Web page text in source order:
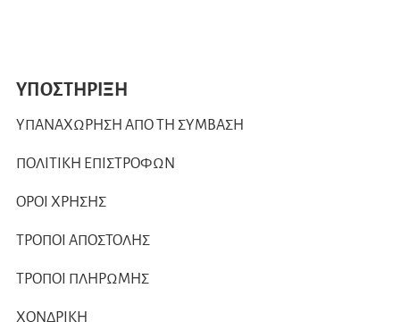
ΥΠΟΣΤΗΡΙΞΗ
ΥΠΑΝΑΧΩΡΗΣΗ ΑΠΟ ΤΗ ΣΥΜΒΑΣΗ
ΠΟΛΙΤΙΚΗ ΕΠΙΣΤΡΟΦΩΝ
ΟΡΟΙ ΧΡΗΣΗΣ
ΤΡΟΠΟΙ ΑΠΟΣΤΟΛΗΣ
ΤΡΟΠΟΙ ΠΛΗΡΩΜΗΣ
ΧΟΝΔΡΙΚΗ